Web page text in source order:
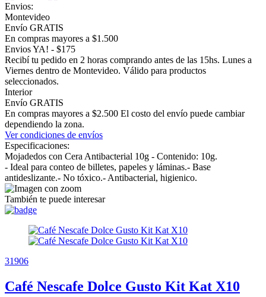
Envios:
Montevideo
Envío GRATIS
En compras mayores a $1.500
Envios YA! - $175
Recibí tu pedido en 2 horas comprando antes de las 15hs. Lunes a
Viernes dentro de Montevideo. Válido para productos
seleccionados.
Interior
Envío GRATIS
En compras mayores a $2.500 El costo del envío puede cambiar
dependiendo la zona.
Ver condiciones de envíos
Especificaciones:
Mojadedos con Cera Antibacterial 10g - Contenido: 10g.
- Ideal para conteo de billetes, papeles y láminas.- Base
antideslizante.- No tóxico.- Antibacterial, higienico.
También te puede interesar
31906
Café Nescafe Dolce Gusto Kit Kat X10